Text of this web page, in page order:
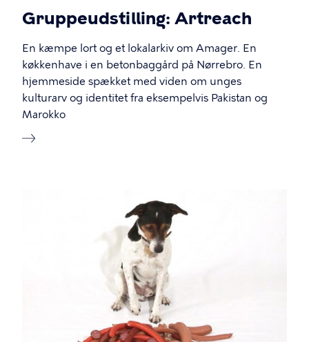
Gruppeudstilling: Artreach
En kæmpe lort og et lokalarkiv om Amager. En
køkkenhave i en betonbaggård på Nørrebro. En
hjemmeside spækket med viden om unges
kulturarv og identitet fra eksempelvis Pakistan og
Marokko